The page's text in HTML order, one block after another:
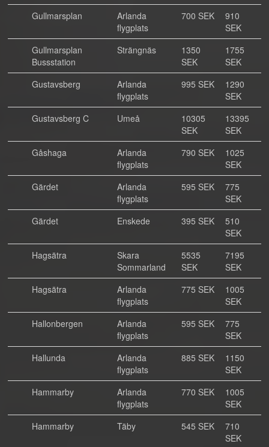
Gullmarsplan
Arlanda
flygplats
700 SEK
910
SEK
Gullmarsplan
Bussstation
Strängnäs
1350
SEK
1755
SEK
Gustavsberg
Arlanda
flygplats
995 SEK
1290
SEK
Gustavsberg C
Umeå
10305
SEK
13395
SEK
Gåshaga
Arlanda
flygplats
790 SEK
1025
SEK
Gärdet
Arlanda
flygplats
595 SEK
775
SEK
Gärdet
Enskede 395 SEK
510
SEK
Hagsätra
Skara
Sommarland
5535
SEK
7195
SEK
Hagsätra
Arlanda
flygplats
775 SEK
1005
SEK
Hallonbergen
Arlanda
flygplats
595 SEK
775
SEK
Hallunda
Arlanda
flygplats
885 SEK
1150
SEK
Hammarby
Arlanda
flygplats
770 SEK
1005
SEK
Hammarby
Täby 545 SEK
710
SEK